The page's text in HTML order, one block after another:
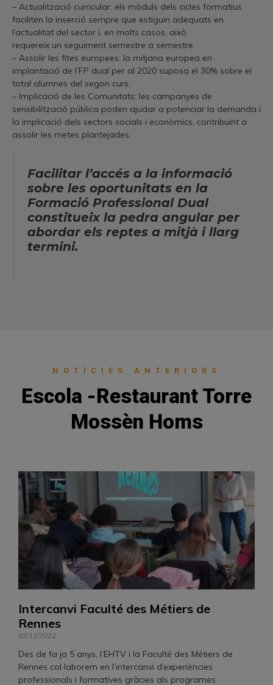
– Actualització curricular: els mòduls dels cicles formatius
faciliten la inserció sempre que estiguin adequats en
l’actualitat del sector i, en molts casos, això
requereix un seguiment semestre a semestre.
– Assolir les fites europees: la mitjana europea en
implantació de l’FP dual per al 2020 suposa el 30% sobre el
total alumnes del segon curs.
– Implicació de les Comunitats: les campanyes de
sensibilització pública poden ajudar a potenciar la demanda i
la implicació dels sectors socials i econòmics, contribuint a
assolir les metes plantejades.
Facilitar l’accés a la informació
sobre les oportunitats en la
Formació Professional Dual
constitueix la pedra angular per
abordar els reptes a mitjà i llarg
termini.
NOTÍCIES ANTERIORS
Escola -Restaurant Torre
Mossèn Homs
Intercanvi Faculté des Métiers de
Rennes
02/12/2022
Des de fa ja 5 anys, l’EHTV i la Faculté des Métiers de
Rennes col·laborem en l’intercanvi d’experiències
professionals i formatives gràcies als programes